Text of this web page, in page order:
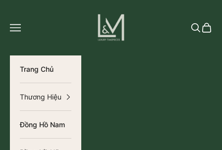
L&M Luxury Timepieces
Tìm kiếm
Giỏ
Trang Chủ
Thương Hiệu
Đồng Hồ Nam